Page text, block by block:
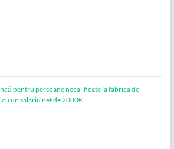
pentru persoane necalificate la fabrica de
un salariu net de 2000€.